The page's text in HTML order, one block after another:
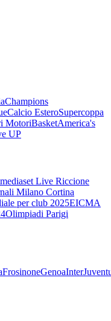
Champions
Calcio EsteroSupercoppa
MotoriBasketAmerica's
UP
Live Riccione
Milano Cortina
per club 2025EICMA
Olimpiadi Parigi
FrosinoneGenoaInter